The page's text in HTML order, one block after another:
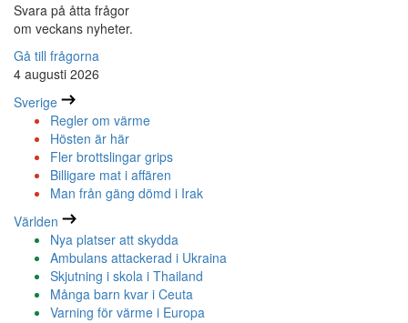
Svara på åtta frågor
om veckans nyheter.
Gå till frågorna
4 augusti 2026
Sverige
Regler om värme
Hösten är här
Fler brottslingar grips
Billigare mat i affären
Man från gäng dömd i Irak
Världen
Nya platser att skydda
Ambulans attackerad i Ukraina
Skjutning i skola i Thailand
Många barn kvar i Ceuta
Varning för värme i Europa